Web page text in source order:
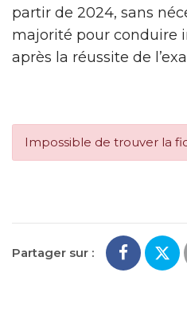
partir de 2024, sans
majorité pour conduire
après la réussite de
Impossible de trouver la
Partager sur :